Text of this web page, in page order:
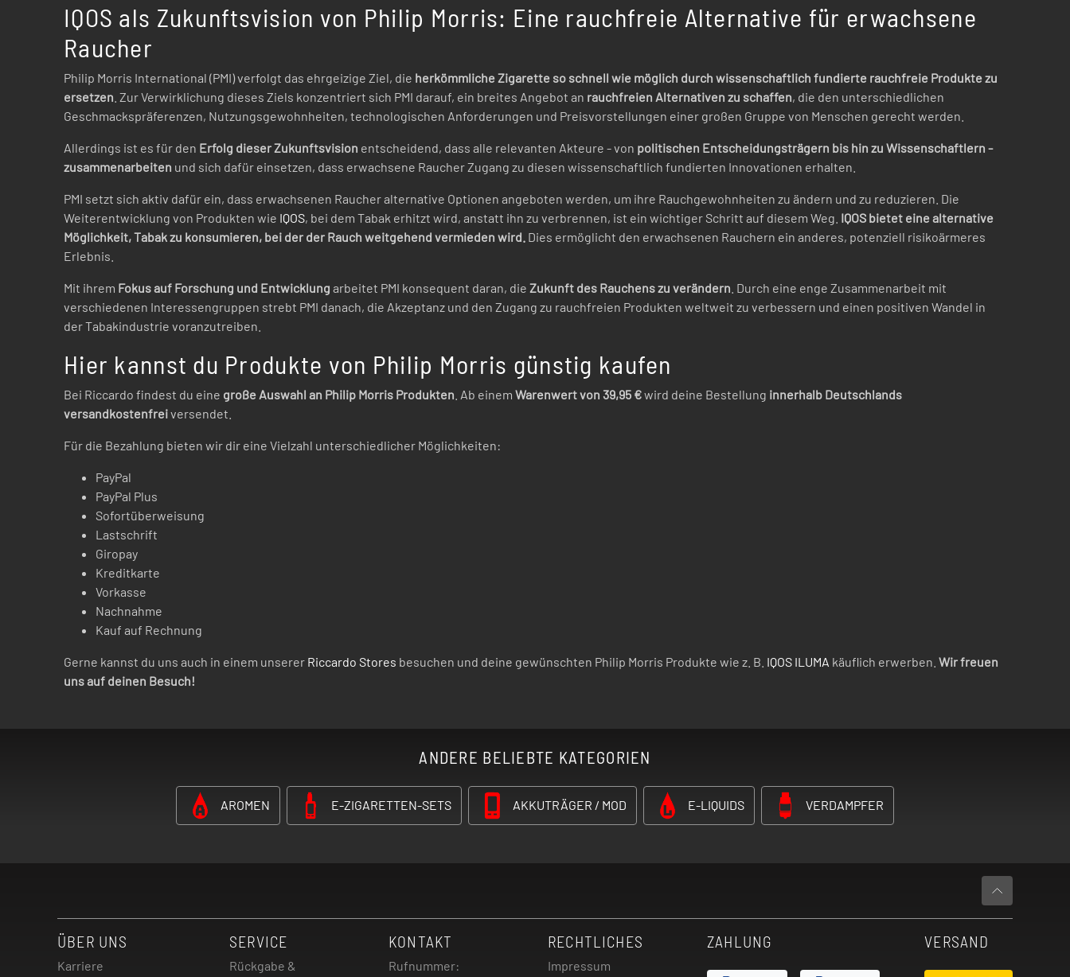
IQOS als Zukunftsvision von Philip Morris: Eine rauchfreie Alternative für erwachsene
Raucher
Philip Morris International (PMI) verfolgt das ehrgeizige Ziel, die herkömmliche Zigarette so schnell wie möglich durch wissenschaftlich fundierte rauchfreie Produkte zu
ersetzen . Zur Verwirklichung dieses Ziels konzentriert sich PMI darauf, ein breites Angebot an rauchfreien Alternativen zu schaffen, die den unterschiedlichen
Geschmackspräferenzen, Nutzungsgewohnheiten, technologischen Anforderungen und Preisvorstellungen einer großen Gruppe von Menschen gerecht werden.
Allerdings ist es für den Erfolg dieser Zukunftsvision entscheidend, dass alle relevanten Akteure - von politischen Entscheidungsträgern bis hin zu Wissenschaftlern -
zusammenarbeiten und sich dafür einsetzen, dass erwachsene Raucher Zugang zu diesen wissenschaftlich fundierten Innovationen erhalten.
PMI setzt sich aktiv dafür ein, dass erwachsenen Raucher alternative Optionen angeboten werden, um ihre Rauchgewohnheiten zu ändern und zu reduzieren. Die
Weiterentwicklung von Produkten wie IQOS, bei dem Tabak erhitzt wird, anstatt ihn zu verbrennen, ist ein wichtiger Schritt auf diesem Weg. IQOS bietet eine alternative
Möglichkeit, Tabak zu konsumieren, bei der der Rauch weitgehend vermieden wird. Dies ermöglicht den erwachsenen Rauchern ein anderes, potenziell risikoärmeres
Erlebnis.
Mit ihrem Fokus auf Forschung und Entwicklung arbeitet PMI konsequent daran, die Zukunft des Rauchens zu verändern . Durch eine enge Zusammenarbeit mit
verschiedenen Interessengruppen strebt PMI danach, die Akzeptanz und den Zugang zu rauchfreien Produkten weltweit zu verbessern und einen positiven Wandel in
der Tabakindustrie voranzutreiben.
Hier kannst du Produkte von Philip Morris günstig kaufen
Bei Riccardo findest du eine große Auswahl an Philip Morris Produkten . Ab einem Warenwert von 39,95 €wird deine Bestellung innerhalb Deutschlands
versandkostenfreiversendet.
Für die Bezahlung bieten wir dir eine Vielzahl unterschiedlicher Möglichkeiten:
PayPal
PayPal Plus
Sofortüberweisung
Lastschrift
Giropay
Kreditkarte
Vorkasse
Nachnahme
Kauf auf Rechnung
Gerne kannst du uns auch in einem unserer Riccardo Stores besuchen und deine gewünschten Philip Morris Produkte wie z. B. IQOS ILUMA käuflich erwerben. Wir freuen
uns auf deinen Besuch!
ANDERE BELIEBTE KATEGORIEN
AROMEN E-ZIGARETTEN-SETS AKKUTRÄGER / MOD E-LIQUIDS VERDAMPFER
ÜBER UNS
Karriere
SERVICE
Rückgabe &
KONTAKT
Rufnummer:
RECHTLICHES
Impressum
ZAHLUNG VERSAND